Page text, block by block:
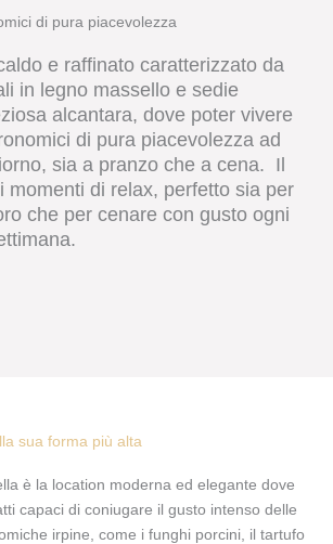
di pura piacevolezza
e raffinato caratterizzato da
in legno massello e sedie
alcantara, dove poter vivere
di pura piacevolezza ad
sia a pranzo che a cena. Il
momenti di relax, perfetto sia per
che per cenare con gusto ogni
sua forma più alta
è la location moderna ed elegante dove
capaci di coniugare il gusto intenso delle
irpine, come i funghi porcini, il tartufo